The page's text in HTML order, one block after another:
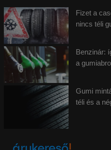
Fizet a
nincs téli
Benzinár:
a
Gumi
téli és a